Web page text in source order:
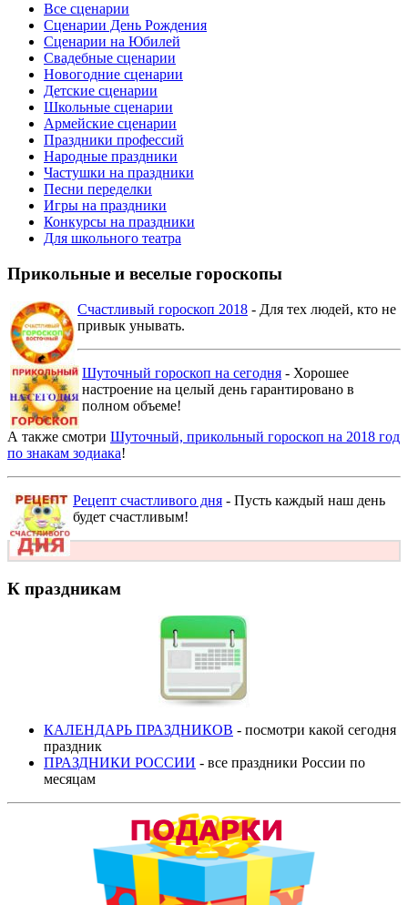
Все сценарии
Сценарии День Рождения
Сценарии на Юбилей
Свадебные сценарии
Новогодние сценарии
Детские сценарии
Школьные сценарии
Армейские сценарии
Праздники профессий
Народные праздники
Частушки на праздники
Песни переделки
Игры на праздники
Конкурсы на праздники
Для школьного театра
Прикольные и веселые гороскопы
Счастливый гороскоп 2018 - Для тех людей, кто не
привык унывать.
Шуточный гороскоп на сегодня - Хорошее
настроение на целый день гарантировано в
полном объеме!
А также смотри Шуточный, прикольный гороскоп на 2018 год
по знакам зодиака!
Рецепт счастливого дня - Пусть каждый наш день
будет счастливым!
К праздникам
КАЛЕНДАРЬ ПРАЗДНИКОВ - посмотри какой сегодня
праздник
ПРАЗДНИКИ РОССИИ - все праздники России по
месяцам